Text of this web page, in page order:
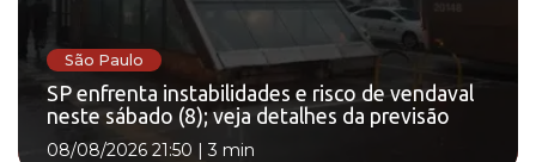
São Paulo
SP enfrenta instabilidades e risco de vendaval
neste sábado (8); veja detalhes da previsão
08/08/2026 21:50 |3 min